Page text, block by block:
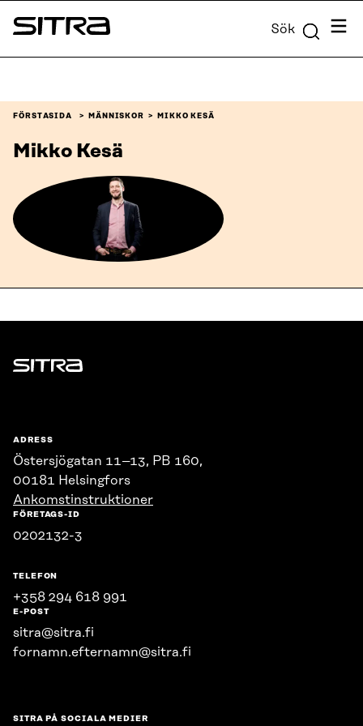
Skip to
content
Sitra Sök Meny
FÖRSTASIDA MÄNNISKOR MIKKO KESÄ
Mikko Kesä
Sitra
ADRESS
Östersjögatan 11–13, PB 160,
00181 Helsingfors
Ankomstinstruktioner
FÖRETAGS-ID
0202132-3
TELEFON
+358 294 618 991
E-POST
sitra@sitra.fi
fornamn.efternamn@sitra.fi
SITRA PÅ SOCIALA MEDIER